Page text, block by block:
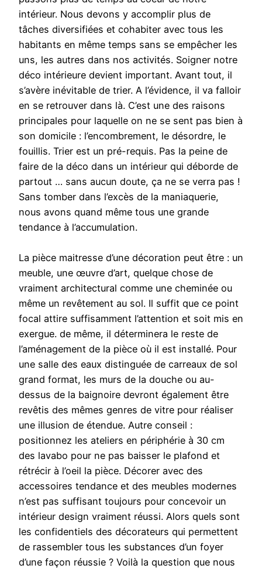
intérieur. Nous devons y accomplir plus de
tâches diversifiées et cohabiter avec tous les
habitants en même temps sans se empêcher les
uns, les autres dans nos activités. Soigner notre
déco intérieure devient important. Avant tout, il
s’avère inévitable de trier. A l’évidence, il va falloir
en se retrouver dans là. C’est une des raisons
principales pour laquelle on ne se sent pas bien à
son domicile : l’encombrement, le désordre, le
fouillis. Trier est un pré-requis. Pas la peine de
faire de la déco dans un intérieur qui déborde de
partout … sans aucun doute, ça ne se verra pas !
Sans tomber dans l’excès de la maniaquerie,
nous avons quand même tous une grande
tendance à l’accumulation.
La pièce maitresse d’une décoration peut être : un
meuble, une œuvre d’art, quelque chose de
vraiment architectural comme une cheminée ou
même un revêtement au sol. Il suffit que ce point
focal attire suffisamment l’attention et soit mis en
exergue. de même, il déterminera le reste de
l’aménagement de la pièce où il est installé. Pour
une salle des eaux distinguée de carreaux de sol
grand format, les murs de la douche ou au-
dessus de la baignoire devront également être
revêtis des mêmes genres de vitre pour réaliser
une illusion de étendue. Autre conseil :
positionnez les ateliers en périphérie à 30 cm
des lavabo pour ne pas baisser le plafond et
rétrécir à l’oeil la pièce. Décorer avec des
accessoires tendance et des meubles modernes
n’est pas suffisant toujours pour concevoir un
intérieur design vraiment réussi. Alors quels sont
les confidentiels des décorateurs qui permettent
de rassembler tous les substances d’un foyer
d’une façon réussie ? Voilà la question que nous